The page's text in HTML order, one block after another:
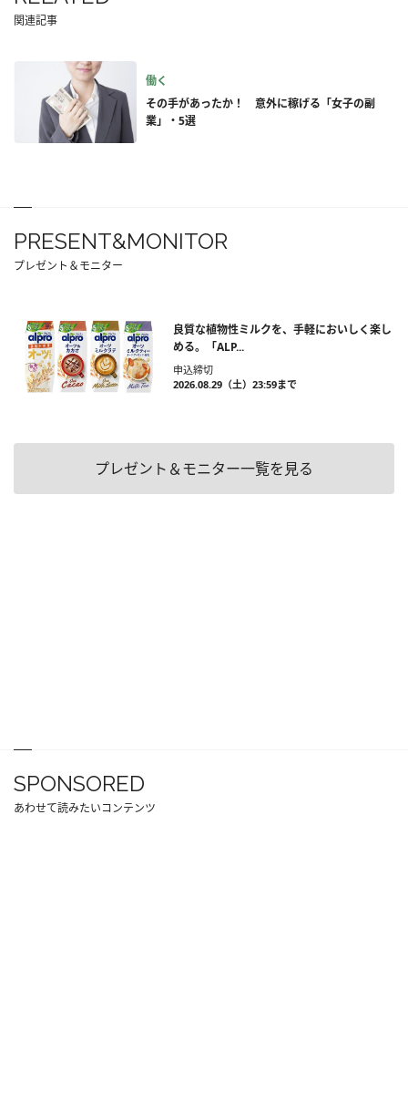
関連記事
働く
その手があったか！ 意外に稼げる「女子の副
業」・5選
PRESENT&MONITOR
プレゼント＆モニター
良質な植物性ミルクを、手軽においしく楽し
める。「ALP...
申込締切
2026.08.29（土）23:59まで
プレゼント＆モニター一覧を見る
SPONSORED
あわせて読みたいコンテンツ